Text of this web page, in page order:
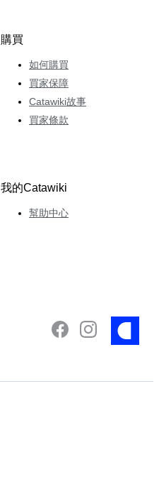
購買
如何購買
買家保障
Catawiki故事
買家條款
我的Catawiki
幫助中心